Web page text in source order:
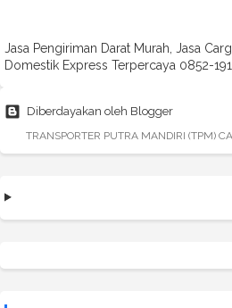
Jasa Pengiriman Darat Murah, Jasa
Domestik Express Terpercaya 0852-
Diberdayakan oleh Blogger
TRANSPORTER PUTRA MANDIRI (TPM)